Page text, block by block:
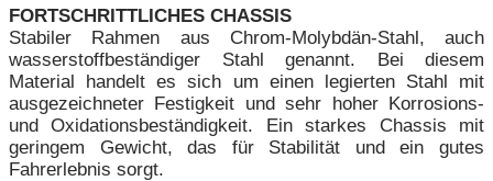
FORTSCHRITTLICHES CHASSIS
Stabiler Rahmen aus Chrom-Molybdän-Stahl, auch
wasserstoffbeständiger Stahl genannt. Bei diesem
Material handelt es sich um einen legierten Stahl mit
ausgezeichneter Festigkeit und sehr hoher Korrosions-
und Oxidationsbeständigkeit. Ein starkes Chassis mit
geringem Gewicht, das für Stabilität und ein gutes
Fahrerlebnis sorgt.